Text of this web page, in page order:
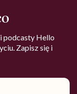
podcasty Hello
Zapisz się i